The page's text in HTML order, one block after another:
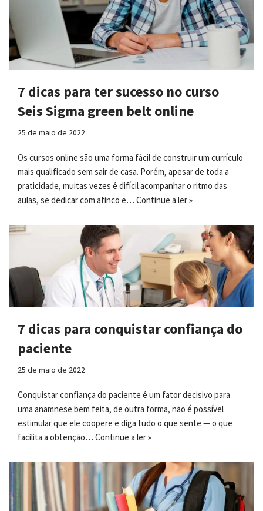
7 dicas para ter sucesso no curso
Seis Sigma green belt online
25 de maio de 2022
Os cursos online são uma forma fácil de construir um currículo
mais qualificado sem sair de casa. Porém, apesar de toda a
praticidade, muitas vezes é difícil acompanhar o ritmo das
aulas, se dedicar com afinco e… Continue a ler »
7 dicas para conquistar confiança do
paciente
25 de maio de 2022
Conquistar confiança do paciente é um fator decisivo para
uma anamnese bem feita, de outra forma, não é possível
estimular que ele coopere e diga tudo o que sente — o que
facilita a obtenção… Continue a ler »